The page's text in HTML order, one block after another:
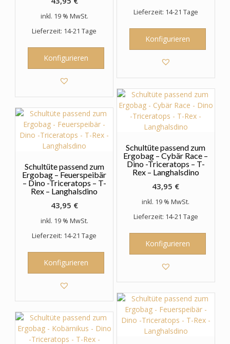
Lieferzeit: 14-21 Tage
Konfigurieren
inkl. 19 % MwSt.
Lieferzeit: 14-21 Tage
Konfigurieren
Schultüte passend zum
Ergobag – Cybär Race –
Dino -Triceratops – T-
Rex – Langhalsdino
43,95 €
inkl. 19 % MwSt.
Lieferzeit: 14-21 Tage
Konfigurieren
Schultüte passend zum
Ergobag – Feuerspeibär
– Dino -Triceratops – T-
Rex – Langhalsdino
43,95 €
inkl. 19 % MwSt.
Lieferzeit: 14-21 Tage
Konfigurieren